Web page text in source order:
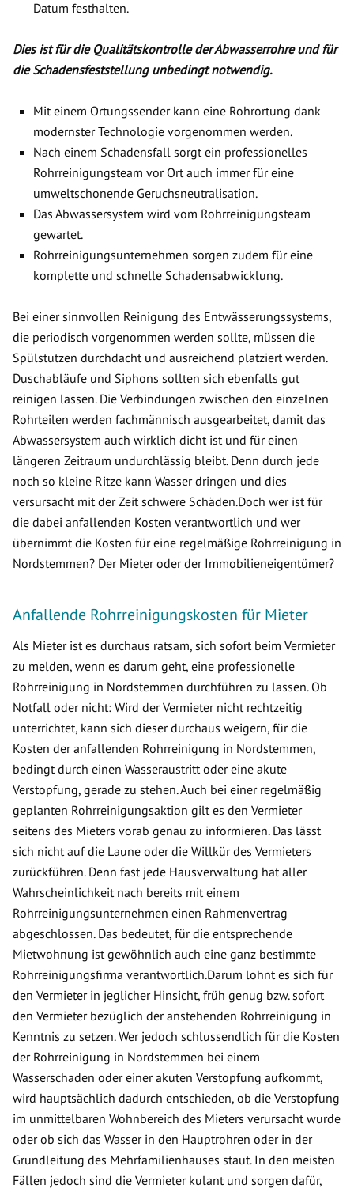
Datum festhalten.
Dies ist für die Qualitätskontrolle der Abwasserrohre und für
die Schadensfeststellung unbedingt notwendig.
Mit einem Ortungssender kann eine Rohrortung dank
modernster Technologie vorgenommen werden.
Nach einem Schadensfall sorgt ein professionelles
Rohrreinigungsteam vor Ort auch immer für eine
umweltschonende Geruchsneutralisation.
Das Abwassersystem wird vom Rohrreinigungsteam
gewartet.
Rohrreinigungsunternehmen sorgen zudem für eine
komplette und schnelle Schadensabwicklung.
Bei einer sinnvollen Reinigung des Entwässerungssystems,
die periodisch vorgenommen werden sollte, müssen die
Spülstutzen durchdacht und ausreichend platziert werden.
Duschabläufe und Siphons sollten sich ebenfalls gut
reinigen lassen. Die Verbindungen zwischen den einzelnen
Rohrteilen werden fachmännisch ausgearbeitet, damit das
Abwassersystem auch wirklich dicht ist und für einen
längeren Zeitraum undurchlässig bleibt. Denn durch jede
noch so kleine Ritze kann Wasser dringen und dies
versursacht mit der Zeit schwere Schäden.Doch wer ist für
die dabei anfallenden Kosten verantwortlich und wer
übernimmt die Kosten für eine regelmäßige Rohrreinigung in
Nordstemmen? Der Mieter oder der Immobilieneigentümer?
Anfallende Rohrreinigungskosten für Mieter
Als Mieter ist es durchaus ratsam, sich sofort beim Vermieter
zu melden, wenn es darum geht, eine professionelle
Rohrreinigung in Nordstemmen durchführen zu lassen. Ob
Notfall oder nicht: Wird der Vermieter nicht rechtzeitig
unterrichtet, kann sich dieser durchaus weigern, für die
Kosten der anfallenden Rohrreinigung in Nordstemmen,
bedingt durch einen Wasseraustritt oder eine akute
Verstopfung, gerade zu stehen. Auch bei einer regelmäßig
geplanten Rohrreinigungsaktion gilt es den Vermieter
seitens des Mieters vorab genau zu informieren. Das lässt
sich nicht auf die Laune oder die Willkür des Vermieters
zurückführen. Denn fast jede Hausverwaltung hat aller
Wahrscheinlichkeit nach bereits mit einem
Rohrreinigungsunternehmen einen Rahmenvertrag
abgeschlossen. Das bedeutet, für die entsprechende
Mietwohnung ist gewöhnlich auch eine ganz bestimmte
Rohrreinigungsfirma verantwortlich.Darum lohnt es sich für
den Vermieter in jeglicher Hinsicht, früh genug bzw. sofort
den Vermieter bezüglich der anstehenden Rohrreinigung in
Kenntnis zu setzen. Wer jedoch schlussendlich für die Kosten
der Rohrreinigung in Nordstemmen bei einem
Wasserschaden oder einer akuten Verstopfung aufkommt,
wird hauptsächlich dadurch entschieden, ob die Verstopfung
im unmittelbaren Wohnbereich des Mieters verursacht wurde
oder ob sich das Wasser in den Hauptrohren oder in der
Grundleitung des Mehrfamilienhauses staut. In den meisten
Fällen jedoch sind die Vermieter kulant und sorgen dafür,